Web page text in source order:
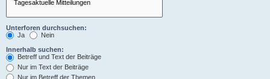
Unterforen durchsuchen:
Ja
Nein
Innerhalb suchen:
Betreff und Text der Beiträge
Nur im Text der Beiträge
Nur im Betreff der Themen